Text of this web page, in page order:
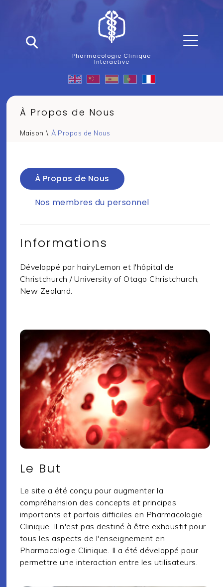
Pharmacologie Clinique
Interactive
À Propos de Nous
Maison \ À Propos de Nous
À Propos de Nous
Nos membres du personnel
Informations
Développé par hairyLemon et l'hôpital de
Christchurch / University of Otago Christchurch,
New Zealand.
Le But
Le site a été conçu pour augmenter la
compréhension des concepts et principes
importants et parfois difficiles en Pharmacologie
Clinique. Il n'est pas destiné à être exhaustif pour
tous les aspects de l'enseignement en
Pharmacologie Clinique. Il a été développé pour
permettre une interaction entre les utilisateurs.